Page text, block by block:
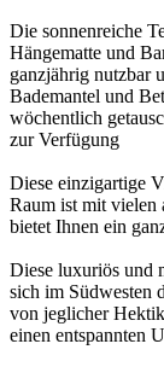
Die sonnenreiche
Hängematte und
ganzjährig nutzbar
Bademantel und
wöchentlich
zur Verfügung
Diese einzigartige
Raum ist mit vielen
bietet Ihnen ein
Diese luxuriös und
sich im Südwesten
von jeglicher
einen entspannten